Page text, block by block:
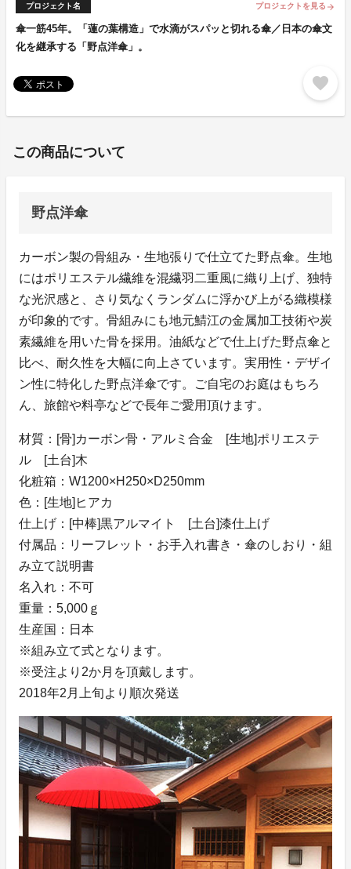
プロジェクト名 プロジェクトを見る arrow_forward
傘一筋45年。「蓮の葉構造」で水滴がスパッと切れる傘／日本の傘文
化を継承する「野点洋傘」。
favorite
この商品について
野点洋傘
カーボン製の骨組み・生地張りで仕立てた野点傘。生地
にはポリエステル繊維を混繊羽二重風に織り上げ、独特
な光沢感と、さり気なくランダムに浮かび上がる織模様
が印象的です。骨組みにも地元鯖江の金属加工技術や炭
素繊維を用いた骨を採用。油紙などで仕上げた野点傘と
比べ、耐久性を大幅に向上さています。実用性・デザイ
ン性に特化した野点洋傘です。ご自宅のお庭はもちろ
ん、旅館や料亭などで長年ご愛用頂けます。
材質：[骨]カーボン骨・アルミ合金 [生地]ポリエステ
ル [土台]木
化粧箱：W1200×H250×D250mm
色：[生地]ヒアカ
仕上げ：[中棒]黒アルマイト [土台]漆仕上げ
付属品：リーフレット・お手入れ書き・傘のしおり・組
み立て説明書
名入れ：不可
重量：5,000ｇ
生産国：日本
※組み立て式となります。
※受注より2か月を頂戴します。
2018年2月上旬より順次発送